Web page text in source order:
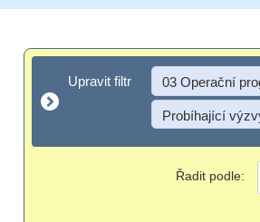
Upravit filtr
Upravit filtr 03 Operační
Probíhající
Řadit podle: